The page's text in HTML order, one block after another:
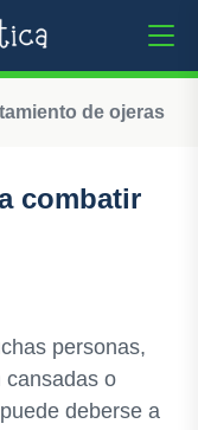
de ojeras
combatir
personas,
cansadas o
deberse a